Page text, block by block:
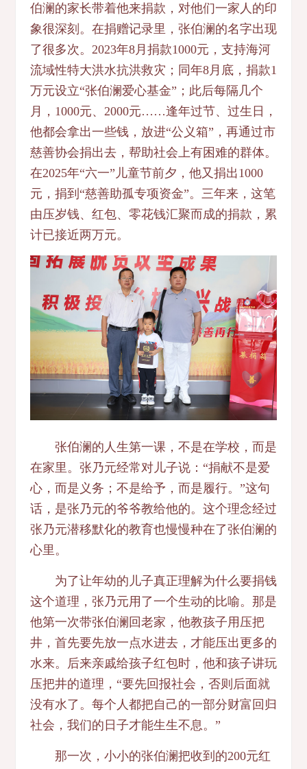
伯澜的家长带着他来捐款，对他们一家人的印
象很深刻。在捐赠记录里，张伯澜的名字出现
了很多次。2023年8月捐款1000元，支持海河
流域性特大洪水抗洪救灾；同年8月底，捐款1
万元设立“张伯澜爱心基金”；此后每隔几个
月，1000元、2000元……逢年过节、过生日，
他都会拿出一些钱，放进“公义箱”，再通过市
慈善协会捐出去，帮助社会上有困难的群体。
在2025年“六一”儿童节前夕，他又捐出1000
元，捐到“慈善助孤专项资金”。三年来，这笔
由压岁钱、红包、零花钱汇聚而成的捐款，累
计已接近两万元。
张伯澜的人生第一课，不是在学校，而是
在家里。张乃元经常对儿子说：“捐献不是爱
心，而是义务；不是给予，而是履行。”这句
话，是张乃元的爷爷教给他的。这个理念经过
张乃元潜移默化的教育也慢慢种在了张伯澜的
心里。
为了让年幼的儿子真正理解为什么要捐钱
这个道理，张乃元用了一个生动的比喻。那是
他第一次带张伯澜回老家，他教孩子用压把
井，首先要先放一点水进去，才能压出更多的
水来。后来亲戚给孩子红包时，他和孩子讲玩
压把井的道理，“要先回报社会，否则后面就
没有水了。每个人都把自己的一部分财富回归
社会，我们的日子才能生生不息。”
那一次，小小的张伯澜把收到的200元红